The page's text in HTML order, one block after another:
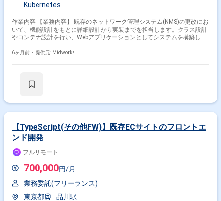
Kubernetes
作業内容 【業務内容】 既存のネットワーク管理システム(NMS)の更改にお
いて、機能設計をもとに詳細設計から実装までを担当します。クラス設計
やコンテナ設計を行い、Webアプリケーションとしてシステムを構築しま
テナ設計等） ・実装 【稼働日数】週5日 【リモート日数】セットアップ後
6ヶ月前・ 提供元: Midworks
【TypeScript(その他FW)】既存ECサイトのフロントエ
ンド開発
フルリモート
700,000円/月
業務委託(フリーランス)
東京都
品川駅